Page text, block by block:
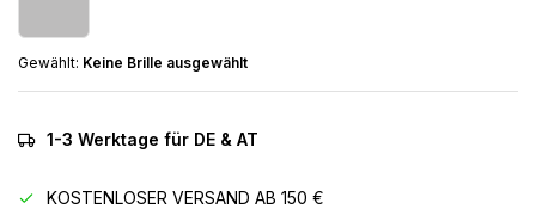
Gewählt: Keine Brille ausgewählt
1-3 Werktage für DE & AT
KOSTENLOSER VERSAND AB 150 €